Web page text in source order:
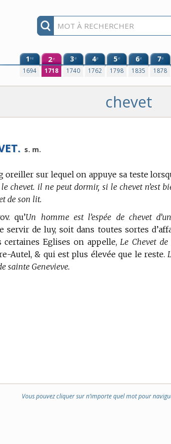
1re
1694
2e
1718
3e
1740
4e
1762
5e
1798
6e
1835
7e
1878
chevet
s. m.
oreiller sur lequel on appuye sa teste
chevet. il ne peut dormir, si le chevet n’est
de son lit.
qu’Un homme est l’espée de chevet
servir de luy, soit dans toutes sortes
certaines Eglises on appelle, Le Chevet de
Autel, & qui est plus élevée que le reste.
sainte Genevieve.
Vous pouvez cliquer sur n’importe quel mot pour